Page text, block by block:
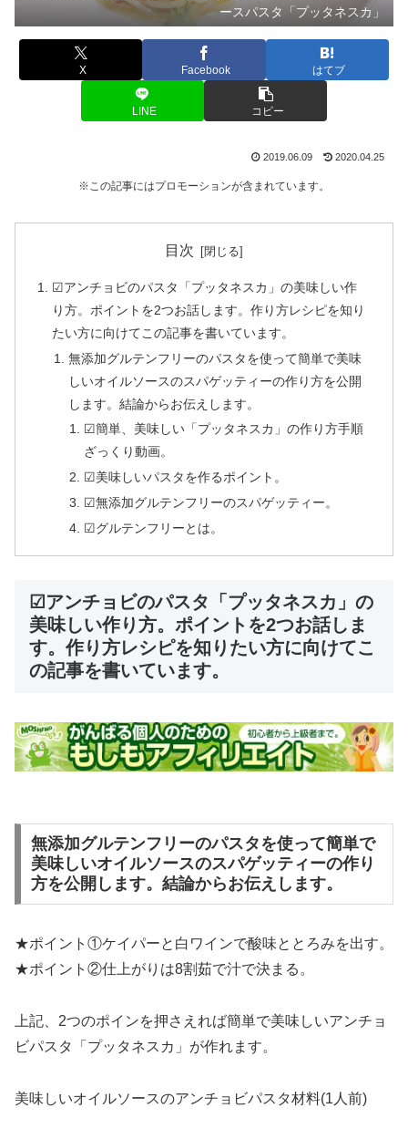
ースパスタ「プッタネスカ」
X Facebook はてブ
LINE コピー
2019.06.09 2020.04.25
※この記事にはプロモーションが含まれています。
目次
☑アンチョビのパスタ「プッタネスカ」の美味しい作
り方。ポイントを2つお話します。作り方レシピを知り
たい方に向けてこの記事を書いています。
無添加グルテンフリーのパスタを使って簡単で美味
しいオイルソースのスパゲッティーの作り方を公開
します。結論からお伝えします。
☑簡単、美味しい「プッタネスカ」の作り方手順
ざっくり動画。
☑美味しいパスタを作るポイント。
☑無添加グルテンフリーのスパゲッティー。
☑グルテンフリーとは。
☑アンチョビのパスタ「プッタネスカ」の
美味しい作り方。ポイントを2つお話しま
す。作り方レシピを知りたい方に向けてこ
の記事を書いています。
無添加グルテンフリーのパスタを使って簡単で
美味しいオイルソースのスパゲッティーの作り
方を公開します。結論からお伝えします。
★ポイント①ケイパーと白ワインで酸味ととろみを出す。
★ポイント②仕上がりは8割茹で汁で決まる。
上記、2つのポインを押さえれば簡単で美味しいアンチョ
ビパスタ「プッタネスカ」が作れます。
美味しいオイルソースのアンチョビパスタ材料(1人前)